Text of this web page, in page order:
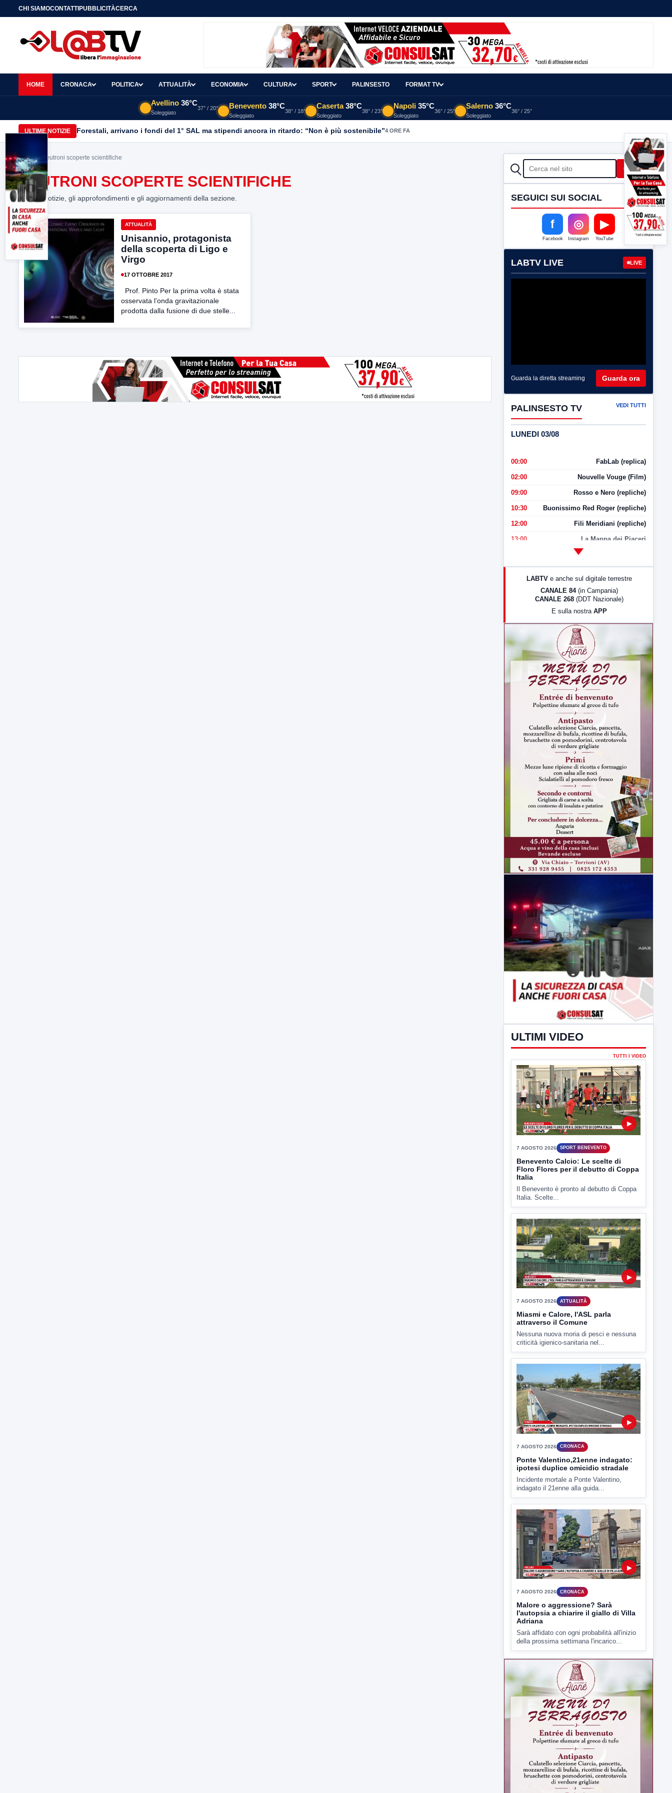
CHI SIAMOCONTATTIPUBBLICITÀCERCA
HOME CRONACA POLITICA ATTUALITÀ ECONOMIA CULTURA SPORT PALINSESTO FORMAT TV
Avellino 36°C
Soleggiato
37° / 20° Benevento 38°C
Soleggiato
38° / 18°
Caserta 38°C
Soleggiato
38° / 23°
Napoli 35°C
Soleggiato
36° / 25°
Salerno 36°C
Soleggiato
36° / 25°
ULTIME NOTIZIE Forestali, arrivano i fondi del 1° SAL ma stipendi ancora in ritardo: “Non è più sostenibile”4 ORE FA
Home> Neutroni scoperte scientifiche
NEUTRONI SCOPERTE SCIENTIFICHE
Tutte le notizie, gli approfondimenti e gli aggiornamenti della sezione.
ATTUALITÀ
Unisannio, protagonista
della scoperta di Ligo e
Virgo
17 OTTOBRE 2017
Prof. Pinto Per la prima volta è stata
osservata l’onda gravitazionale
prodotta dalla fusione di due stelle...
CERCA Cerca
SEGUICI SUI SOCIAL
f
Facebook
◎
Instagram
▶
YouTube
LABTV LIVE LIVE
Guarda la diretta streaming Guarda ora
PALINSESTO TV VEDI TUTTI
LUNEDI 03/08
00:00 FabLab (replica)
02:00 Nouvelle Vouge (Film)
09:00 Rosso e Nero (repliche)
10:30 Buonissimo Red Roger (repliche)
12:00 Fili Meridiani (repliche)
13:00 La Mappa dei Piaceri
LabNews (Diretta)
LabNews (replica)
LABTV e anche sul digitale terrestre
CANALE 84 (in Campania)
CANALE 268 (DDT Nazionale)
E sulla nostra APP
ULTIMI VIDEO
TUTTI I VIDEO
Benevento Calcio: Le scelte di
Floro Flores per il debutto di Coppa
Italia
Il Benevento è pronto al debutto di Coppa
Italia. Scelte...
Miasmi e Calore, l'ASL parla
attraverso il Comune
Nessuna nuova moria di pesci e nessuna
criticità igienico-sanitaria nel...
▶
7 AGOSTO 2026
Ponte Valentino,21enne indagato:
ipotesi duplice omicidio stradale
Incidente mortale a Ponte Valentino,
indagato il 21enne alla guida...
7 AGOSTO 2026 CRONACA
Malore o aggressione? Sarà
l'autopsia a chiarire il giallo di Villa
Adriana
Sarà affidato con ogni probabilità all'inizio
della prossima settimana l'incarico...